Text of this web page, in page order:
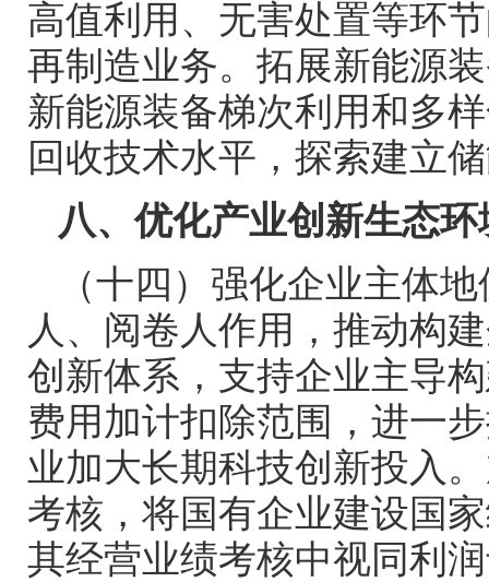
高值利用、无害处置等环
再制造业务。拓展新能源
新能源装备梯次利用和多
回收技术水平，探索建立
八、优化产业创新生态环
（十四）强化企业主体
人、阅卷人作用，推动构
创新体系，支持企业主导
费用加计扣除范围，进一
业加大长期科技创新投入
考核，将国有企业建设国
其经营业绩考核中视同利